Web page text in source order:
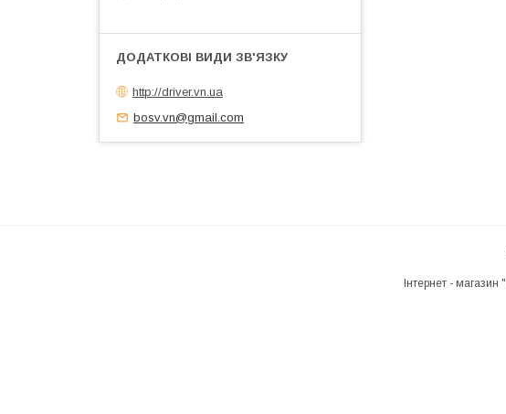
http://driver.vn.ua
bosv.vn@gmail.com